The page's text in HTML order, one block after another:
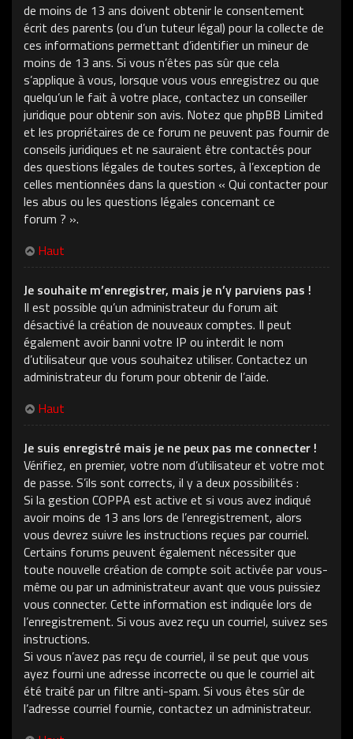
de moins de 13 ans doivent obtenir le consentement
écrit des parents (ou d’un tuteur légal) pour la collecte de
ces informations permettant d’identifier un mineur de
moins de 13 ans. Si vous n’êtes pas sûr que cela
s’applique à vous, lorsque vous vous enregistrez ou que
quelqu’un le fait à votre place, contactez un conseiller
juridique pour obtenir son avis. Notez que phpBB Limited
et les propriétaires de ce forum ne peuvent pas fournir de
conseils juridiques et ne sauraient être contactés pour
des questions légales de toutes sortes, à l’exception de
celles mentionnées dans la question « Qui contacter pour
les abus ou les questions légales concernant ce
forum ? ».
Haut
Je souhaite m’enregistrer, mais je n’y parviens pas !
Il est possible qu’un administrateur du forum ait
désactivé la création de nouveaux comptes. Il peut
également avoir banni votre IP ou interdit le nom
d’utilisateur que vous souhaitez utiliser. Contactez un
administrateur du forum pour obtenir de l’aide.
Haut
Je suis enregistré mais je ne peux pas me connecter !
Vérifiez, en premier, votre nom d’utilisateur et votre mot
de passe. S’ils sont corrects, il y a deux possibilités :
Si la gestion COPPA est active et si vous avez indiqué
avoir moins de 13 ans lors de l’enregistrement, alors
vous devrez suivre les instructions reçues par courriel.
Certains forums peuvent également nécessiter que
toute nouvelle création de compte soit activée par vous-
même ou par un administrateur avant que vous puissiez
vous connecter. Cette information est indiquée lors de
l’enregistrement. Si vous avez reçu un courriel, suivez ses
instructions.
Si vous n’avez pas reçu de courriel, il se peut que vous
ayez fourni une adresse incorrecte ou que le courriel ait
été traité par un filtre anti-spam. Si vous êtes sûr de
l’adresse courriel fournie, contactez un administrateur.